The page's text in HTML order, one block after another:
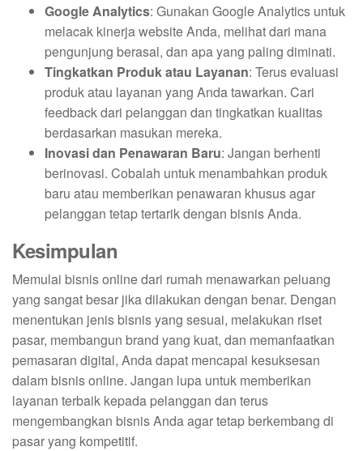
Google Analytics: Gunakan Google Analytics untuk
melacak kinerja website Anda, melihat dari mana
pengunjung berasal, dan apa yang paling diminati.
Tingkatkan Produk atau Layanan: Terus evaluasi
produk atau layanan yang Anda tawarkan. Cari
feedback dari pelanggan dan tingkatkan kualitas
berdasarkan masukan mereka.
Inovasi dan Penawaran Baru: Jangan berhenti
berinovasi. Cobalah untuk menambahkan produk
baru atau memberikan penawaran khusus agar
pelanggan tetap tertarik dengan bisnis Anda.
Kesimpulan
Memulai bisnis online dari rumah menawarkan peluang
yang sangat besar jika dilakukan dengan benar. Dengan
menentukan jenis bisnis yang sesuai, melakukan riset
pasar, membangun brand yang kuat, dan memanfaatkan
pemasaran digital, Anda dapat mencapai kesuksesan
dalam bisnis online. Jangan lupa untuk memberikan
layanan terbaik kepada pelanggan dan terus
mengembangkan bisnis Anda agar tetap berkembang di
pasar yang kompetitif.